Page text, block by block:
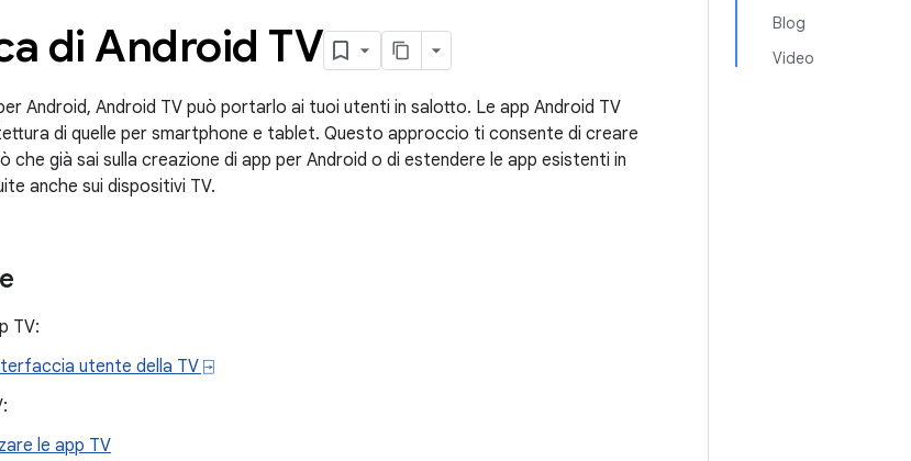
Blog
Video
di Android TV
Android, Android TV può portarlo ai tuoi utenti in salotto. Le app Android TV
di quelle per smartphone e tablet. Questo approccio ti consente di creare
che già sai sulla creazione di app per Android o di estendere le app esistenti in
anche sui dispositivi TV.
TV:
utente della TV ⍈
le app TV